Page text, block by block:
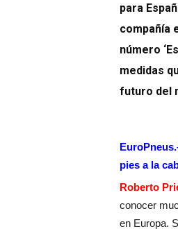
para
compañía
número
medidas
futuro del
pies a la
Roberto
conocer
en Europa.